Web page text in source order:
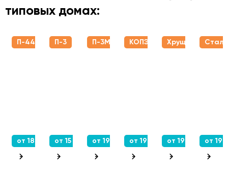
типовых домах:
П-44
от 18 800 ₽
П-3
от 15 200 ₽
П-3М
от 19 400 ₽
КОПЭ
от 19 000 ₽
Хрущевки
от 19 840 ₽от 19